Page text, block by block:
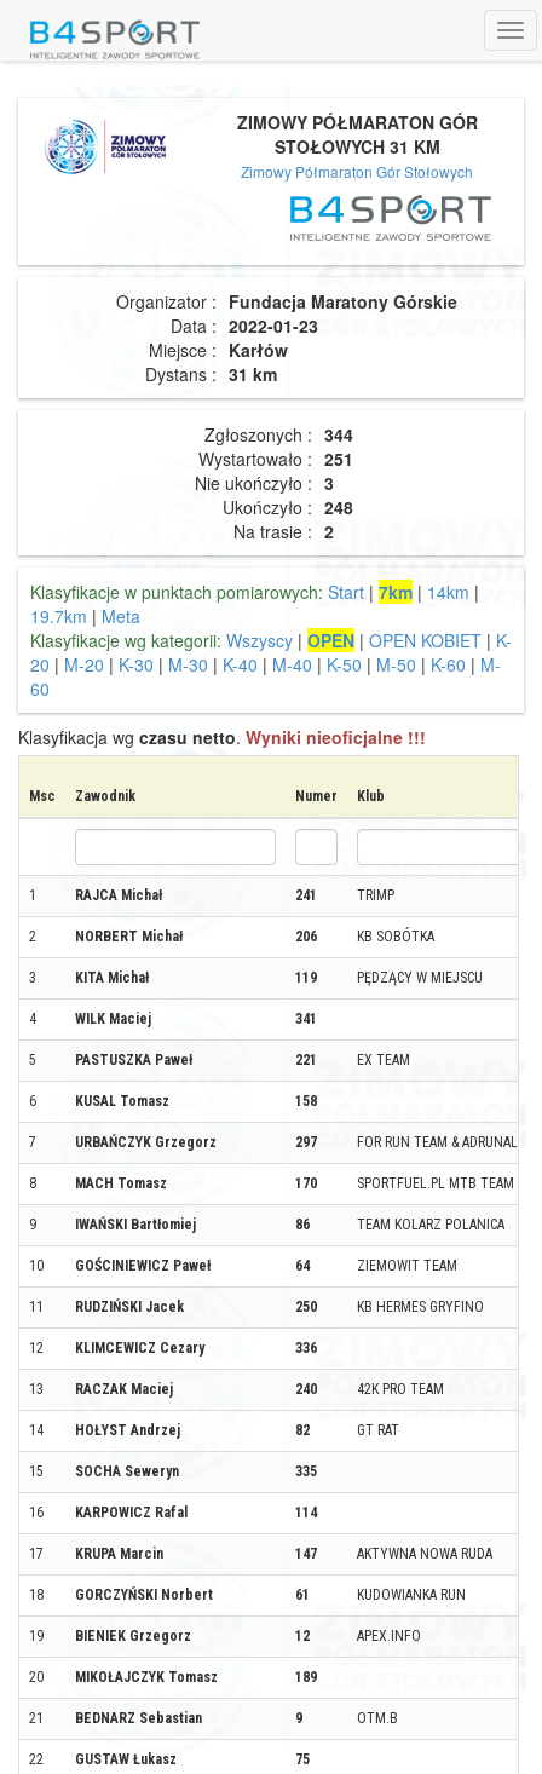
ZIMOWY PÓŁMARATON GÓR
STOŁOWYCH 31 KM
Zimowy Półmaraton Gór Stołowych
Organizator : Fundacja Maratony Górskie
Data : 2022-01-23
Miejsce : Karłów
Dystans : 31 km
Zgłoszonych : 344
Wystartowało : 251
Nie ukończyło : 3
Ukończyło : 248
Na trasie : 2
Klasyfikacje w punktach pomiarowych: Start | 7km | 14km |
19.7km | Meta
Klasyfikacje wg kategorii: Wszyscy | OPEN | OPEN KOBIET | K-
20 | M-20 | K-30 | M-30 | K-40 | M-40 | K-50 | M-50 | K-60 | M-
60
Klasyfikacja wg czasu netto. Wyniki nieoficjalne !!!
Msc Zawodnik Numer Klub
1 RAJCA Michał 241 TRIMP
2 NORBERT Michał 206 KB SOBÓTKA
3 KITA Michał 119 PĘDZĄCY W MIEJSCU
4 WILK Maciej 341
5 PASTUSZKA Paweł 221 EX TEAM
6 KUSAL Tomasz 158
7 URBAŃCZYK Grzegorz 297 FOR RUN TEAM & ADRUNALINE
8 MACH Tomasz 170 SPORTFUEL.PL MTB TEAM &
9 IWAŃSKI Bartłomiej 86 TEAM KOLARZ POLANICA
10 GOŚCINIEWICZ Paweł 64 ZIEMOWIT TEAM
11 RUDZIŃSKI Jacek 250 KB HERMES GRYFINO
12 KLIMCEWICZ Cezary 336
13 RACZAK Maciej 240 42K PRO TEAM
14 HOŁYST Andrzej 82 GT RAT
15 SOCHA Seweryn 335
16 KARPOWICZ Rafal 114
17 KRUPA Marcin 147 AKTYWNA NOWA RUDA
18 GORCZYŃSKI Norbert 61 KUDOWIANKA RUN
19 BIENIEK Grzegorz 12 APEX.INFO
20 MIKOŁAJCZYK Tomasz 189
21 BEDNARZ Sebastian 9 OTM.B
22 GUSTAW Łukasz 75